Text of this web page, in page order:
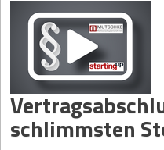
schlimmsten